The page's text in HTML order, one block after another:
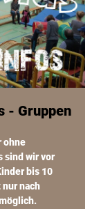
- Gruppen
ohne
sind wir vor
bis 10
nach